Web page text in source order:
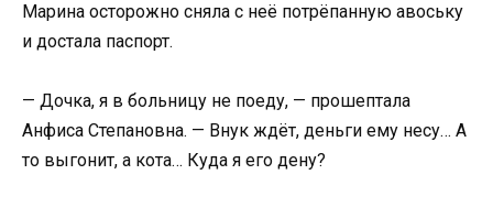
Марина осторожно сняла с неё потрёпанную авоську
и достала паспорт.
— Дочка, я в больницу не поеду, — прошептала
Анфиса Степановна. — Внук ждёт, деньги ему несу… А
то выгонит, а кота… Куда я его дену?